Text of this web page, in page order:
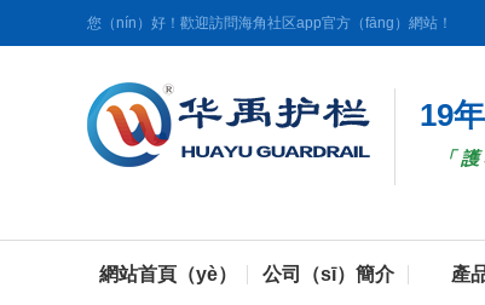
您（nín）好！歡迎訪問海角社区app官方（fāng）網站！
19
「
網站首頁（yè） 公司（sī）簡介 產